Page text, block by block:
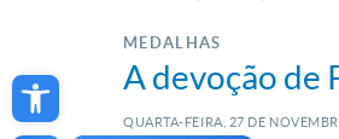
Open toolbar
MEDALHAS
A devoção de
QUARTA-FEIRA, 27 DE